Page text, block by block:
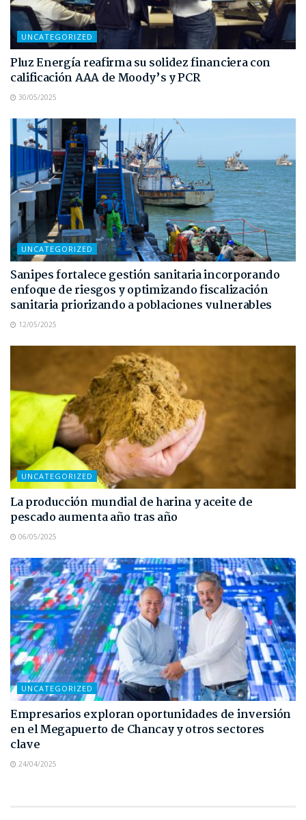
UNCATEGORIZED
Pluz Energía reafirma su solidez financiera con
calificación AAA de Moody’s y PCR
30/05/2025
UNCATEGORIZED
Sanipes fortalece gestión sanitaria incorporando
enfoque de riesgos y optimizando fiscalización
sanitaria priorizando a poblaciones vulnerables
12/05/2025
UNCATEGORIZED
La producción mundial de harina y aceite de
pescado aumenta año tras año
06/05/2025
UNCATEGORIZED
Empresarios exploran oportunidades de inversión
en el Megapuerto de Chancay y otros sectores
clave
24/04/2025